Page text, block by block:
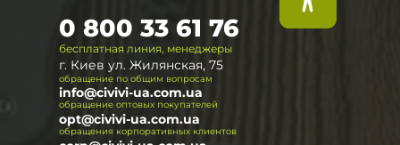
бесплатная линия, менеджеры
0 800 33 61 76
г. Киев ул. Жилянская, 75
обращение по общим вопросам
info@civivi-ua.com.ua
обращение оптовых покупателей
opt@civivi-ua.com.ua
обращения корпоративных клиентов